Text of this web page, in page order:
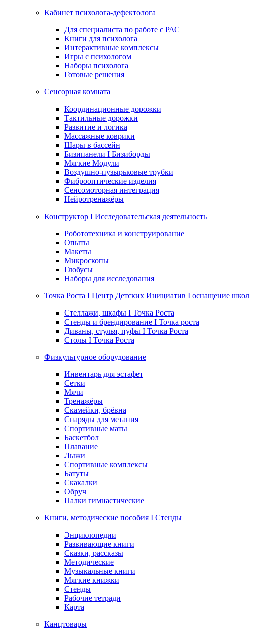
Кабинет психолога-дефектолога
Для специалиста по работе с РАС
Книги для психолога
Интерактивные комплексы
Игры с психологом
Наборы психолога
Готовые решения
Сенсорная комната
Координационные дорожки
Тактильные дорожки
Развитие и логика
Массажные коврики
Шары в бассейн
Бизипанели I Бизиборды
Мягкие Модули
Воздушно-пузырьковые трубки
Фиброоптические изделия
Сенсомоторная интеграция
Нейротренажёры
Конструктор I Исследовательская деятельность
Робототехника и конструирование
Опыты
Макеты
Микроскопы
Глобусы
Наборы для исследования
Точка Роста I Центр Детских Инициатив I оснащение школ
Стеллажи, шкафы I Точка Роста
Стенды и брендирование I Точка роста
Диваны, стулья, пуфы I Точка Роста
Столы I Точка Роста
Физкультурное оборудование
Инвентарь для эстафет
Сетки
Мячи
Тренажёры
Скамейки, брёвна
Снаряды для метания
Спортивные маты
Баскетбол
Плавание
Лыжи
Спортивные комплексы
Батуты
Скакалки
Обруч
Палки гимнастические
Книги, методические пособия I Стенды
Энциклопедии
Развивающие книги
Сказки, рассказы
Методические
Музыкальные книги
Мягкие книжки
Стенды
Рабочие тетради
Карта
Канцтовары